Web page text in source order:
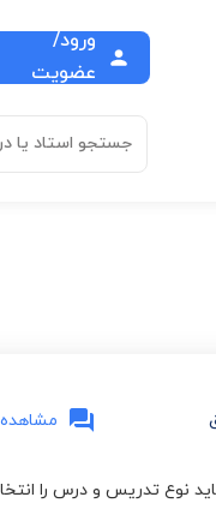
ورود/
عضویت
جستجو استاد یا
مشاهده 10 دیدگاه
نوع تدریس و درس را